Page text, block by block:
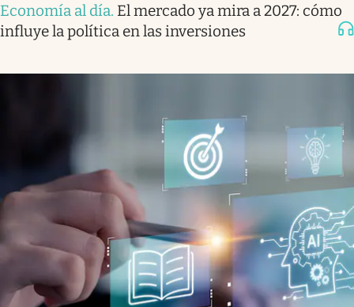
Economía al día. El mercado ya mira a 2027: cómo
influye la política en las inversiones